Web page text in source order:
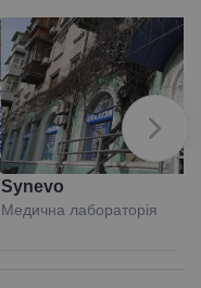
Synevo
Медична лабораторія